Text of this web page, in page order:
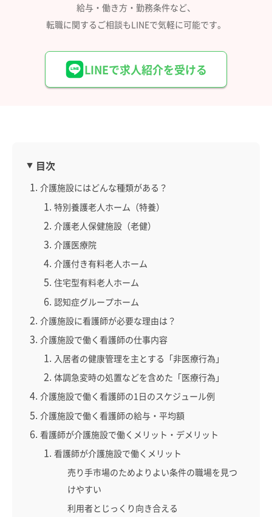
給与・働き方・勤務条件など、
転職に関するご相談もLINEで気軽に可能です。
LINEで求人紹介を受ける
目次
介護施設にはどんな種類がある？
特別養護老人ホーム（特養）
介護老人保健施設（老健）
介護医療院
介護付き有料老人ホーム
住宅型有料老人ホーム
認知症グループホーム
介護施設に看護師が必要な理由は？
介護施設で働く看護師の仕事内容
入居者の健康管理を主とする「非医療行為」
体調急変時の処置などを含めた「医療行為」
介護施設で働く看護師の1日のスケジュール例
介護施設で働く看護師の給与・平均額
看護師が介護施設で働くメリット・デメリット
看護師が介護施設で働くメリット
売り手市場のためよりよい条件の職場を見つ
けやすい
利用者とじっくり向き合える